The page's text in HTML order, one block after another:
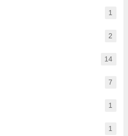
1
2
14
7
1
1